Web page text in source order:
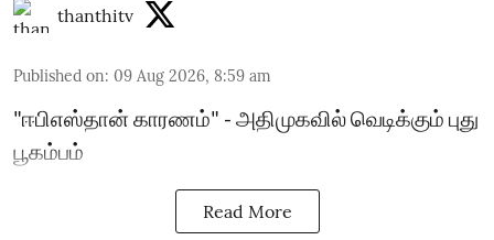
thanthitv
Published on: 09 Aug 2026, 8:59 am
"ஈபிஎஸ்தான் காரணம்" - அதிமுகவில் வெடிக்கும் புது
பூகம்பம்
Read More